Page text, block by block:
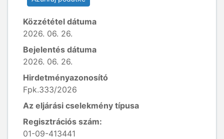
Közzététel dátuma
2026. 06. 26.
Bejelentés dátuma
2026. 06. 26.
Hirdetményazonosító
Fpk.333/2026
Az eljárási cselekmény típusa
Regisztrációs szám:
01-09-413441